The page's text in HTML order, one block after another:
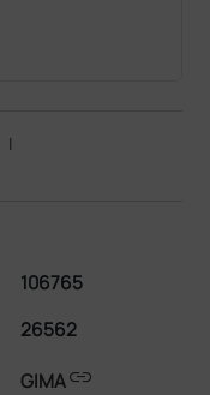
|
106765
26562
GIMAlink